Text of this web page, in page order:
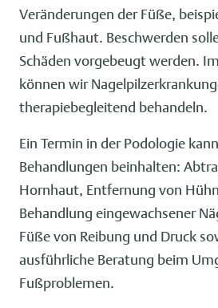
Veränderungen der Füße,
und Fußhaut. Beschwerden
Schäden vorgebeugt werden.
können wir
therapiebegleitend behandeln.
Ein Termin in der Podologie
Behandlungen beinhalten:
Hornhaut, Entfernung von
Behandlung eingewachsener
Füße von Reibung und Druck
ausführliche Beratung beim
Fußproblemen.